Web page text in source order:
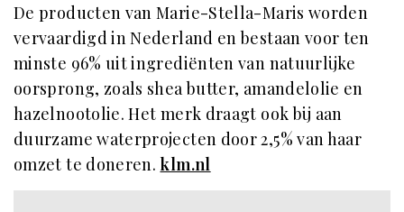
De producten van Marie-Stella-Maris worden
vervaardigd in Nederland en bestaan voor ten
minste 96% uit ingrediënten van natuurlijke
oorsprong, zoals shea butter, amandelolie en
hazelnootolie. Het merk draagt ook bij aan
duurzame waterprojecten door 2,5% van haar
omzet te doneren. klm.nl